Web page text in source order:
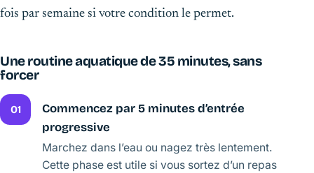
fois par semaine si votre condition le permet.
Une routine aquatique de 35 minutes, sans
forcer
01
Commencez par 5 minutes d’entrée
progressive
Marchez dans l’eau ou nagez très lentement.
Cette phase est utile si vous sortez d’un repas